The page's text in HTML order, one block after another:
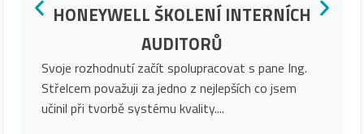
HONEYWELL ŠKOLENÍ INTERNÍCH
AUDITORŮ
Svoje rozhodnutí začít spolupracovat s pane Ing.
Střelcem považuji za jedno z nejlepších co jsem
učinil při tvorbě systému kvality....